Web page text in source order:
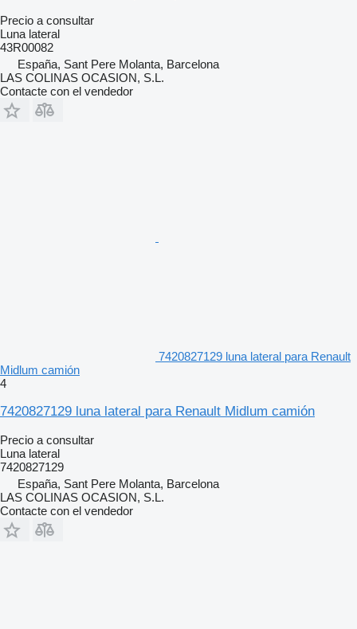
Precio a consultar
Luna lateral
43R00082
España, Sant Pere Molanta, Barcelona
LAS COLINAS OCASION, S.L.
Contacte con el vendedor
7420827129 luna lateral para Renault
Midlum camión
4
7420827129 luna lateral para Renault Midlum camión
Precio a consultar
Luna lateral
7420827129
España, Sant Pere Molanta, Barcelona
LAS COLINAS OCASION, S.L.
Contacte con el vendedor